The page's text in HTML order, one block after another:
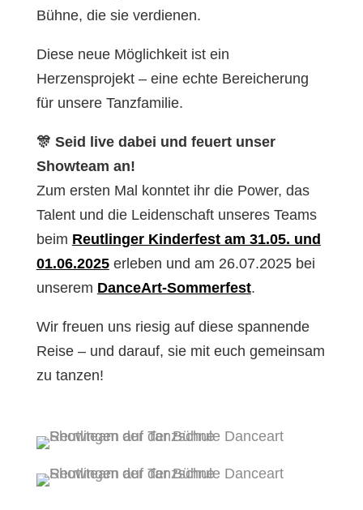
Bühne, die sie verdienen.
Diese neue Möglichkeit ist ein
Herzensprojekt – eine echte Bereicherung
für unsere Tanzfamilie.
🎊 Seid live dabei und feuert unser
Showteam an!
Zum ersten Mal konntet ihr die Power, das
Talent und die Leidenschaft unseres Teams
beim Reutlinger Kinderfest am 31.05. und
01.06.2025erleben und am 26.07.2025 bei
unserem DanceArt-Sommerfest.
Wir freuen uns riesig auf diese spannende
Reise – und darauf, sie mit euch gemeinsam
zu tanzen!